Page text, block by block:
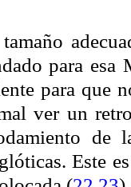
para
para que
ver un
de
Este